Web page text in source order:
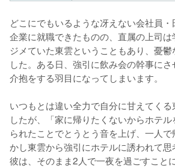
どこにでもいるような冴えない会社員
企業に就職できたものの、直属の上司
ジメていた東雲ということもあり、憂
した。ある日、強引に飲み会の幹事に
介抱をする羽目になってしまいます。
いつもとは違い全力で自分に甘えてく
したが、「家に帰りたくないからホテ
られたことでとうとう音を上げ、一人
かし東雲から強引にホテルに誘われて
彼は、そのまま2人で一夜を過ごすこと